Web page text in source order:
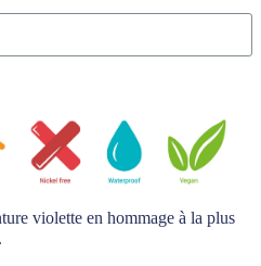
violette en hommage à la plus